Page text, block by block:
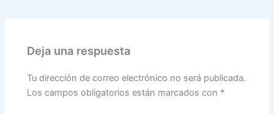
Deja una respuesta
Tu dirección de correo electrónico no será publicada.
Los campos obligatorios están marcados con *